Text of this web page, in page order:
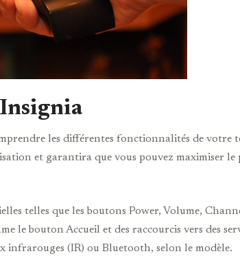
les différentes fonctionnalités de votre
et garantira que vous pouvez maximiser
telles que les boutons Power, Volume,
le bouton Accueil et des raccourcis vers des
infrarouges (IR) ou Bluetooth, selon le modèle.